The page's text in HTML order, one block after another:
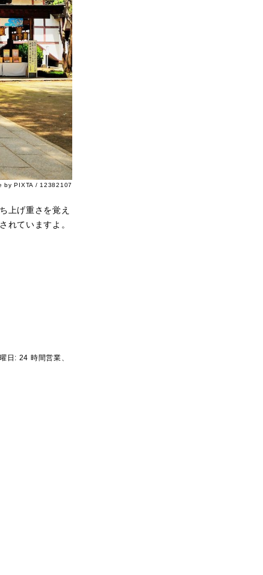
by PIXTA / 12382107
上げ重さを覚え
れていますよ。
日: 24 時間営業、